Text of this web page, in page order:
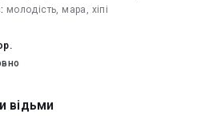
молодість, мара, хіпі
відьми